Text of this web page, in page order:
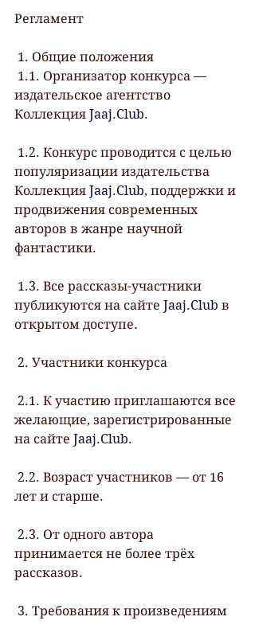
Регламент
1. Общие положения
издательское агентство
Коллекция Jaaj.Club.
популяризации издательства
Коллекция Jaaj.Club, поддержки и
продвижения современных
авторов в жанре научной
фантастики.
публикуются на сайте Jaaj.Club в
открытом доступе.
2. Участники конкурса
желающие, зарегистрированные
на сайте Jaaj.Club.
лет и старше.
принимается не более трёх
рассказов.
3. Требования к произведениям